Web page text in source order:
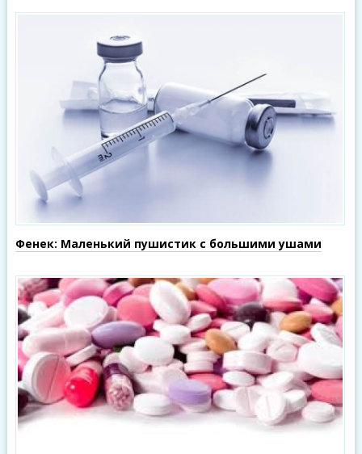
Фенек: Маленький пушистик с большими ушами